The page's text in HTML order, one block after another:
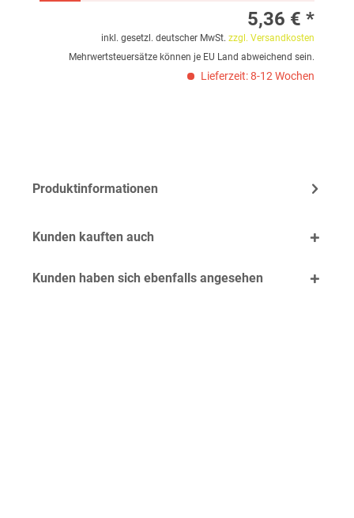
5,36 € *
inkl. gesetzl. deutscher MwSt. zzgl. Versandkosten
Mehrwertsteuersätze können je EU Land abweichend sein.
Lieferzeit: 8-12 Wochen
Produktinformationen
Kunden kauften auch
Kunden haben sich ebenfalls angesehen